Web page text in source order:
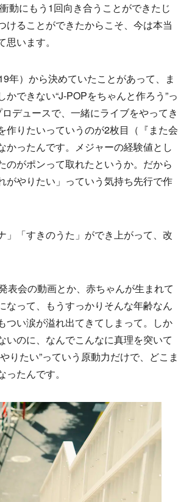
動にもう1回向き合うことができたじ
けることができたからこそ、今は本当
います。
）から決めていたことがあって、ま
できない“J-POPをちゃんと作ろう”っ
デュースで、一緒にライブをやってき
作りたいっていうのが2枚目（『また会
ったんです。メジャーの経験値とし
がポンって取れたというか。だから
がやりたい」っていう気持ち先行で作
」「すきのうた」ができ上がって、改
表会の動画とか、赤ちゃんが生まれて
なって、もうすっかりそんな年齢なん
つい涙が溢れ出てきてしまって。しか
いのに、なんでこんなに真理を突いて
りたい”っていう原動力だけで、どこま
たんです。